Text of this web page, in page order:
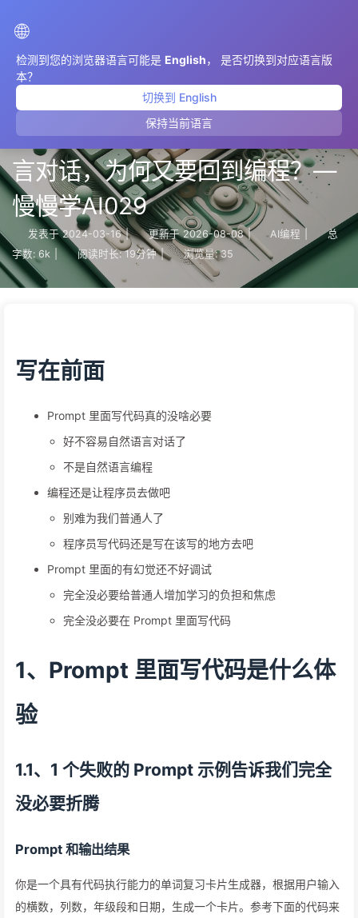
🌐
检测到您的浏览器语言可能是 English， 是否切换到对应语言版
本？
切换到 English
保持当前语言
【自然对话】终于可以用自然语
言对话，为何又要回到编程？—
慢慢学AI029
发表于 2024-03-16 | 更新于 2026-08-08 | AI编程
总
字数: 6k 阅读时长: 19分钟 | 浏览量: 35
写在前面
Prompt 里面写代码真的没啥必要
好不容易自然语言对话了
不是自然语言编程
编程还是让程序员去做吧
别难为我们普通人了
程序员写代码还是写在该写的地方去吧
Prompt 里面的有幻觉还不好调试
完全没必要给普通人增加学习的负担和焦虑
完全没必要在 Prompt 里面写代码
1、Prompt 里面写代码是什么体
验
1.1、1 个失败的 Prompt 示例告诉我们完全
没必要折腾
Prompt 和输出结果
你是一个具有代码执行能力的单词复习卡片生成器，根据用户输入
的横数，列数，年级段和日期，生成一个卡片。参考下面的代码来